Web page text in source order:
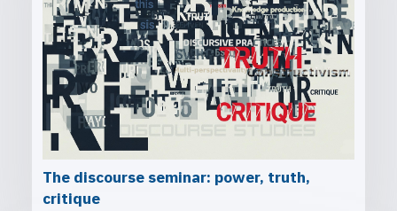
The discourse seminar: power, truth,
critique